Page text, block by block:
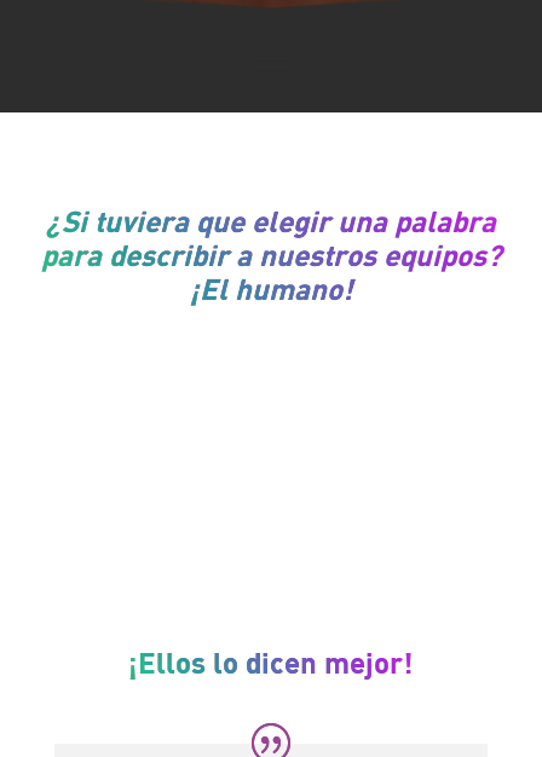
¿Si tuviera que elegir una palabra
para describir a nuestros equipos?
¡El humano!
¡Ellos lo dicen mejor!